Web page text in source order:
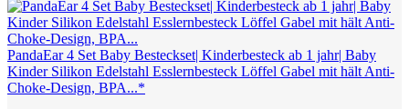
PandaEar 4 Set Baby Besteckset| Kinderbesteck ab 1 jahr| Baby
Kinder Silikon Edelstahl Esslernbesteck Löffel Gabel mit hält Anti-
Choke-Design, BPA...*